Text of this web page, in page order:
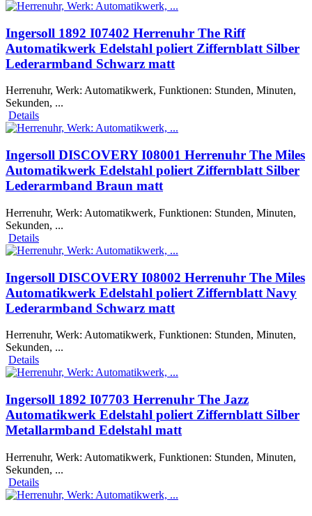
Ingersoll 1892 I07402 Herrenuhr The Riff
Automatikwerk Edelstahl poliert Ziffernblatt Silber
Lederarmband Schwarz matt
Herrenuhr, Werk: Automatikwerk, Funktionen: Stunden, Minuten,
Sekunden, ...
Details
Ingersoll DISCOVERY I08001 Herrenuhr The Miles
Automatikwerk Edelstahl poliert Ziffernblatt Silber
Lederarmband Braun matt
Herrenuhr, Werk: Automatikwerk, Funktionen: Stunden, Minuten,
Sekunden, ...
Details
Ingersoll DISCOVERY I08002 Herrenuhr The Miles
Automatikwerk Edelstahl poliert Ziffernblatt Navy
Lederarmband Schwarz matt
Herrenuhr, Werk: Automatikwerk, Funktionen: Stunden, Minuten,
Sekunden, ...
Details
Ingersoll 1892 I07703 Herrenuhr The Jazz
Automatikwerk Edelstahl poliert Ziffernblatt Silber
Metallarmband Edelstahl matt
Herrenuhr, Werk: Automatikwerk, Funktionen: Stunden, Minuten,
Sekunden, ...
Details